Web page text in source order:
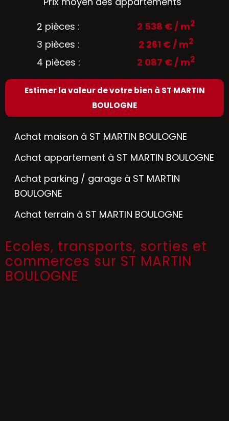
2 pièces :
2 538 € / m2
3 pièces : 2 261 € / m2
4 pièces : 2 087 € / m2
Estimer la valeur de votre bien à ST MARTIN
BOULOGNE
Achat maison à ST MARTIN BOULOGNE
Achat appartement à ST MARTIN BOULOGNE
Achat parking / garage à ST MARTIN
BOULOGNE
Achat terrain à ST MARTIN BOULOGNE
Ecoles, transports, sorties et
commerces sur ST MARTIN
BOULOGNE